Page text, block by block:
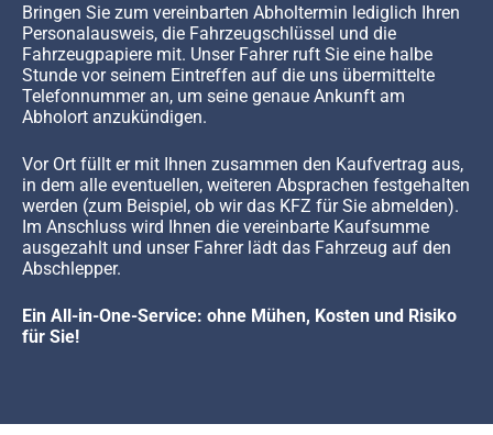
Bringen Sie zum vereinbarten Abholtermin lediglich Ihren
Personalausweis, die Fahrzeugschlüssel und die
Fahrzeugpapiere mit. Unser Fahrer ruft Sie eine halbe
Stunde vor seinem Eintreffen auf die uns übermittelte
Telefonnummer an, um seine genaue Ankunft am
Abholort anzukündigen.
Vor Ort füllt er mit Ihnen zusammen den Kaufvertrag aus,
in dem alle eventuellen, weiteren Absprachen festgehalten
werden (zum Beispiel, ob wir das KFZ für Sie abmelden).
Im Anschluss wird Ihnen die vereinbarte Kaufsumme
ausgezahlt und unser Fahrer lädt das Fahrzeug auf den
Abschlepper.
Ein All-in-One-Service: ohne Mühen, Kosten und Risiko
für Sie!